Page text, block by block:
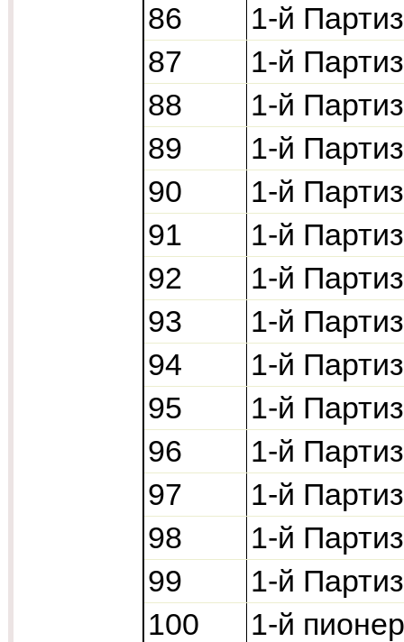
86
1-й
87
1-й
88
1-й
89
1-й
90
1-й
91
1-й
92
1-й
93
1-й
94
1-й
95
1-й
96
1-й
97
1-й
98
1-й
99
1-й
100
1-й